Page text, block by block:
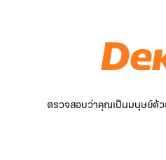
ตรวจสอบว่าคุณเป็นมนุษย์ด้ว